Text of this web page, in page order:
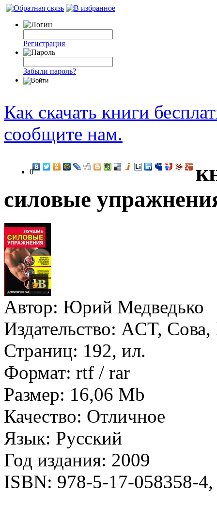
Регистрация
Забыли пароль?
Как скачать книги
сообщите нам.
0
силовые
Автор: Юрий Медведько
Издательство: ACT, Сова,
Страниц: 192, ил.
Формат: rtf / rar
Размер: 16,06 Mb
Качество: Отличное
Язык: Русский
Год издания: 2009
ISBN: 978-5-17-058358-